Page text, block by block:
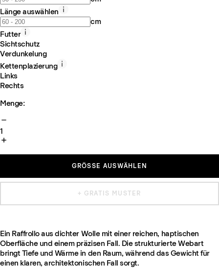
Länge auswählen
cm
Futter
Sichtschutz
Verdunkelung
Kettenplazierung
Links
Rechts
Menge:
1
GRÖSSE AUSWÄHLEN
+ GRATIS MUSTER
Ein Raffrollo aus dichter Wolle mit einer reichen, haptischen
Oberfläche und einem präzisen Fall. Die strukturierte Webart
bringt Tiefe und Wärme in den Raum, während das Gewicht für
einen klaren, architektonischen Fall sorgt.